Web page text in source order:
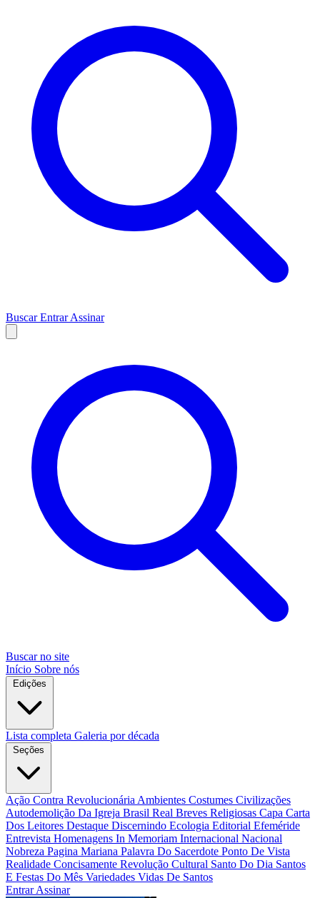
BuscarEntrarAssinar
Buscar no site
Início Sobre nós
Edições
Lista completa Galeria por década
Seções
Ação Contra Revolucionária Ambientes Costumes Civilizações
Autodemolição Da Igreja Brasil Real Breves Religiosas Capa Carta
Dos Leitores Destaque Discernindo Ecologia Editorial Efeméride
Entrevista Homenagens In Memoriam Internacional Nacional
Nobreza Pagina Mariana Palavra Do Sacerdote Ponto De Vista
Realidade Concisamente Revolução Cultural Santo Do Dia Santos
E Festas Do Mês Variedades Vidas De Santos
EntrarAssinar